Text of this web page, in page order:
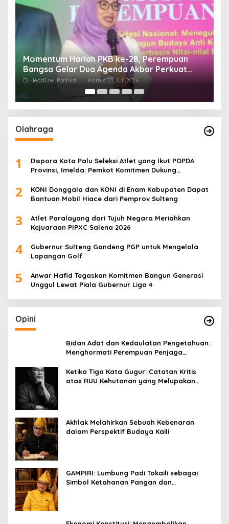
Olahraga
1
Dispora Kota Palu Seleksi Atlet yang Ikut POPDA
Provinsi, Imelda: Pemkot Komitmen Dukung
2
KONI Donggala dan KONI di Enam Kabupaten Dapat
Bantuan Mobil Hiace dari Pemprov Sulteng
3
Atlet Paralayang dari Tujuh Negara Meriahkan
Kejuaraan PIPXC Salena 2026
4
Gubernur Sulteng Gandeng PGP untuk Mengelola
Lapangan Golf
5
Anwar Hafid Tegaskan Komitmen Bangun Generasi
Unggul Lewat Piala Gubernur Liga 4
Opini
Bidan Adat dan Kedaulatan Pengetahuan:
Menghormati Perempuan Penjaga
Ketika Tiga Kata Gugur: Catatan Kritis
atas RUU Kehutanan yang Melupakan
Akhlak Melahirkan Sebuah Kebenaran
dalam Perspektif Budaya Kaili
GAMPIRI: Lumbung Padi Tokaili sebagai
Simbol Ketahanan Pangan dan